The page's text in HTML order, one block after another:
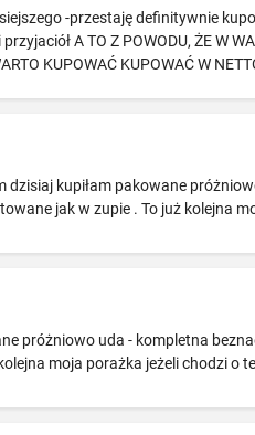
-przestaję definitywnie
A TO Z POWODU, ŻE W
KUPOWAĆ KUPOWAĆ W
dzisiaj kupiłam pakowane
jak w zupie . To już kolejna
próżniowo uda - kompletna
moja porażka jeżeli chodzi o